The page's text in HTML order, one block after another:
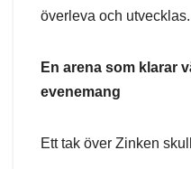
överleva och utvecklas.
En arena som klarar
evenemang
Ett tak över Zinken